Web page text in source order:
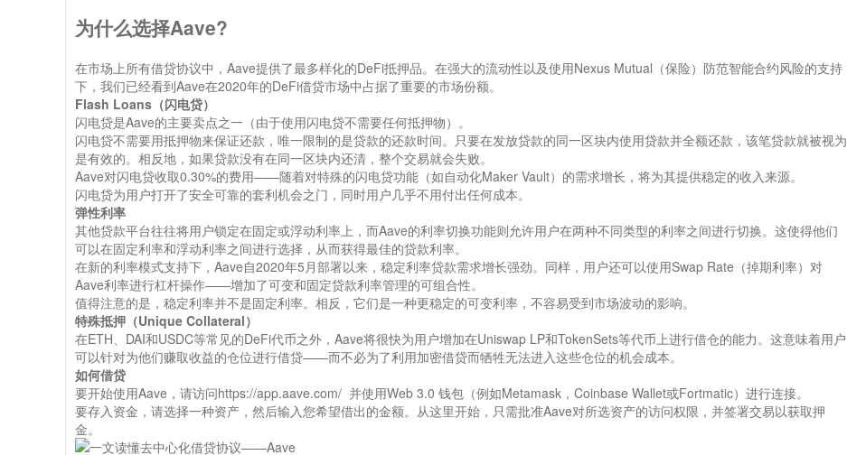
为什么选择Aave?
在市场上所有借贷协议中，Aave提供了最多样化的DeFi抵押品。在强大的流动性以及使用Nexus Mutual（保险）防范智能合约风险的支持
下，我们已经看到Aave在2020年的DeFi借贷市场中占据了重要的市场份额。
Flash Loans（闪电贷）
闪电贷是Aave的主要卖点之一（由于使用闪电贷不需要任何抵押物）。
闪电贷不需要用抵押物来保证还款，唯一限制的是贷款的还款时间。只要在发放贷款的同一区块内使用贷款并全额还款，该笔贷款就被视为
是有效的。相反地，如果贷款没有在同一区块内还清，整个交易就会失败。
Aave对闪电贷收取0.30%的费用——随着对特殊的闪电贷功能（如自动化Maker Vault）的需求增长，将为其提供稳定的收入来源。
闪电贷为用户打开了安全可靠的套利机会之门，同时用户几乎不用付出任何成本。
弹性利率
其他贷款平台往往将用户锁定在固定或浮动利率上，而Aave的利率切换功能则允许用户在两种不同类型的利率之间进行切换。这使得他们
可以在固定利率和浮动利率之间进行选择，从而获得最佳的贷款利率。
在新的利率模式支持下，Aave自2020年5月部署以来，稳定利率贷款需求增长强劲。同样，用户还可以使用Swap Rate（掉期利率）对
Aave利率进行杠杆操作——增加了可变和固定贷款利率管理的可组合性。
值得注意的是，稳定利率并不是固定利率。相反，它们是一种更稳定的可变利率，不容易受到市场波动的影响。
特殊抵押（Unique Collateral）
在ETH、DAI和USDC等常见的DeFi代币之外，Aave将很快为用户增加在Uniswap LP和TokenSets等代币上进行借仓的能力。这意味着用户
可以针对为他们赚取收益的仓位进行借贷——而不必为了利用加密借贷而牺牲无法进入这些仓位的机会成本。
如何借贷
要开始使用Aave，请访问https://app.aave.com/ 并使用Web 3.0 钱包（例如Metamask，Coinbase Wallet或Fortmatic）进行连接。
要存入资金，请选择一种资产，然后输入您希望借出的金额。从这里开始，只需批准Aave对所选资产的访问权限，并签署交易以获取押
金。